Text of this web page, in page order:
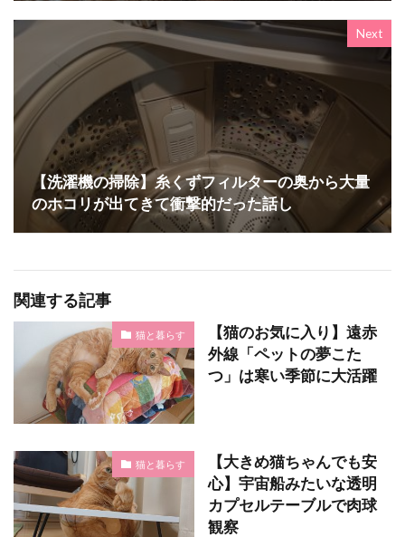
Next
【洗濯機の掃除】糸くずフィルターの奥から大量
のホコリが出てきて衝撃的だった話し
関連する記事
猫と暮らす
【猫のお気に入り】遠赤
外線「ペットの夢こた
つ」は寒い季節に大活躍
猫と暮らす
【大きめ猫ちゃんでも安
心】宇宙船みたいな透明
カプセルテーブルで肉球
観察